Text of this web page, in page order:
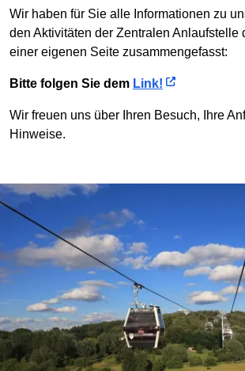
Wir haben für Sie alle Informationen zu
den Aktivitäten der Zentralen Anlaufstelle
einer eigenen Seite zusammengefasst:
Bitte folgen Sie dem Link!
Wir freuen uns über Ihren Besuch, Ihre
Hinweise.